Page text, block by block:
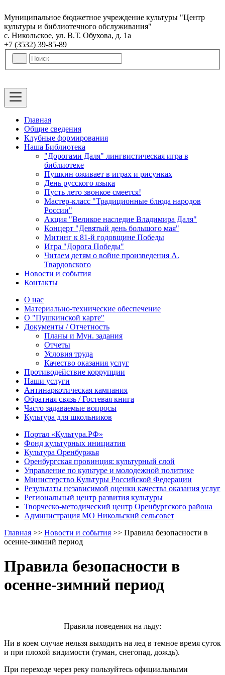
Муниципальное бюджетное учреждение культуры "Центр
культуры и библиотечного обслуживания"
с. Никольское, ул. В.Т. Обухова, д. 1а
+7 (3532) 39-85-89
Главная
Общие сведения
Клубные формирования
Наша Библиотека
"Дорогами Даля" лингвистическая игра в
библиотеке
Пушкин оживает в играх и рисунках
День русского языка
Пусть лето звонкое смеется!
Мастер-класс "Традиционные блюда народов
России"
Акция "Великое наследие Владимира Даля"
Концерт "Девятый день большого мая"
Митинг к 81-й годовщине Победы
Игра "Дорога Победы"
Читаем детям о войне произведения А.
Твардовского
Новости и события
Контакты
О нас
Материально-технические обеспечение
О "Пушкинской карте"
Документы / Отчетность
Планы и Мун. задания
Отчеты
Условия труда
Качество оказания услуг
Противодействие коррупции
Наши услуги
Антинаркотическая кампания
Обратная связь / Гостевая книга
Часто задаваемые вопросы
Культура для школьников
Портал «Культура.РФ»
Фонд культурных инициатив
Культура Оренбуржья
Оренбургская провинция: культурный слой
Управление по культуре и молодежной политике
Министерство Культуры Российской Федерации
Результаты независимой оценки качества оказания услуг
Региональный центр развития культуры
Творческо-методический центр Оренбургского района
Администрация МО Никольский сельсовет
Главная >> Новости и события >> Правила безопасности в
осенне-зимний период
Правила безопасности в
осенне-зимний период
Правила поведения на льду:
Ни в коем случае нельзя выходить на лед в темное время суток
и при плохой видимости (туман, снегопад, дождь).
При переходе через реку пользуйтесь официальными